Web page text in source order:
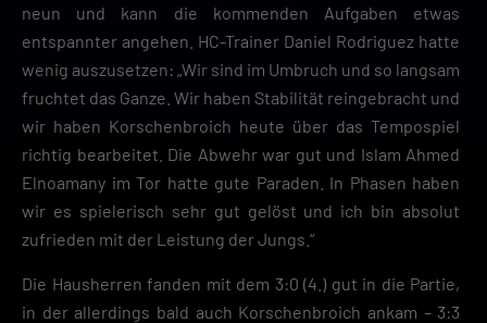
neun und kann die kommenden Aufgaben etwas
entspannter angehen. HC-Trainer Daniel Rodriguez hatte
wenig auszusetzen: „Wir sind im Umbruch und so langsam
fruchtet das Ganze. Wir haben Stabilität reingebracht und
wir haben Korschenbroich heute über das Tempospiel
richtig bearbeitet. Die Abwehr war gut und Islam Ahmed
Elnoamany im Tor hatte gute Paraden. In Phasen haben
wir es spielerisch sehr gut gelöst und ich bin absolut
zufrieden mit der Leistung der Jungs.“
Die Hausherren fanden mit dem 3:0 (4.) gut in die Partie,
in der allerdings bald auch Korschenbroich ankam – 3:3